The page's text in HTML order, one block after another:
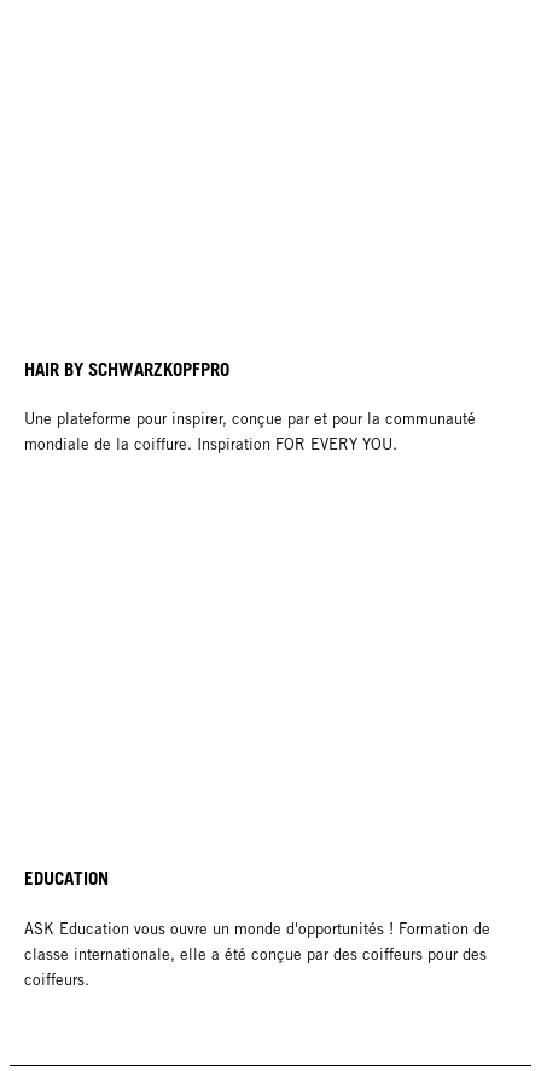
HAIR BY SCHWARZKOPFPRO
Une plateforme pour inspirer, conçue par et pour la communauté
mondiale de la coiffure. Inspiration FOR EVERY YOU.
EDUCATION
ASK Education vous ouvre un monde d'opportunités ! Formation de
classe internationale, elle a été conçue par des coiffeurs pour des
coiffeurs.